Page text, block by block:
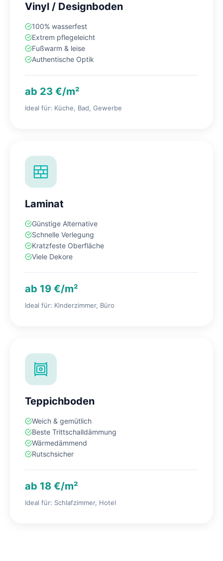
Vinyl / Designboden
100% wasserfest
Extrem pflegeleicht
Fußwarm & leise
Authentische Optik
ab 23 €/m²
Ideal für: Küche, Bad, Gewerbe
Laminat
Günstige Alternative
Schnelle Verlegung
Kratzfeste Oberfläche
Viele Dekore
ab 19 €/m²
Ideal für: Kinderzimmer, Büro
Teppichboden
Weich & gemütlich
Beste Trittschalldämmung
Wärmedämmend
Rutschsicher
ab 18 €/m²
Ideal für: Schlafzimmer, Hotel